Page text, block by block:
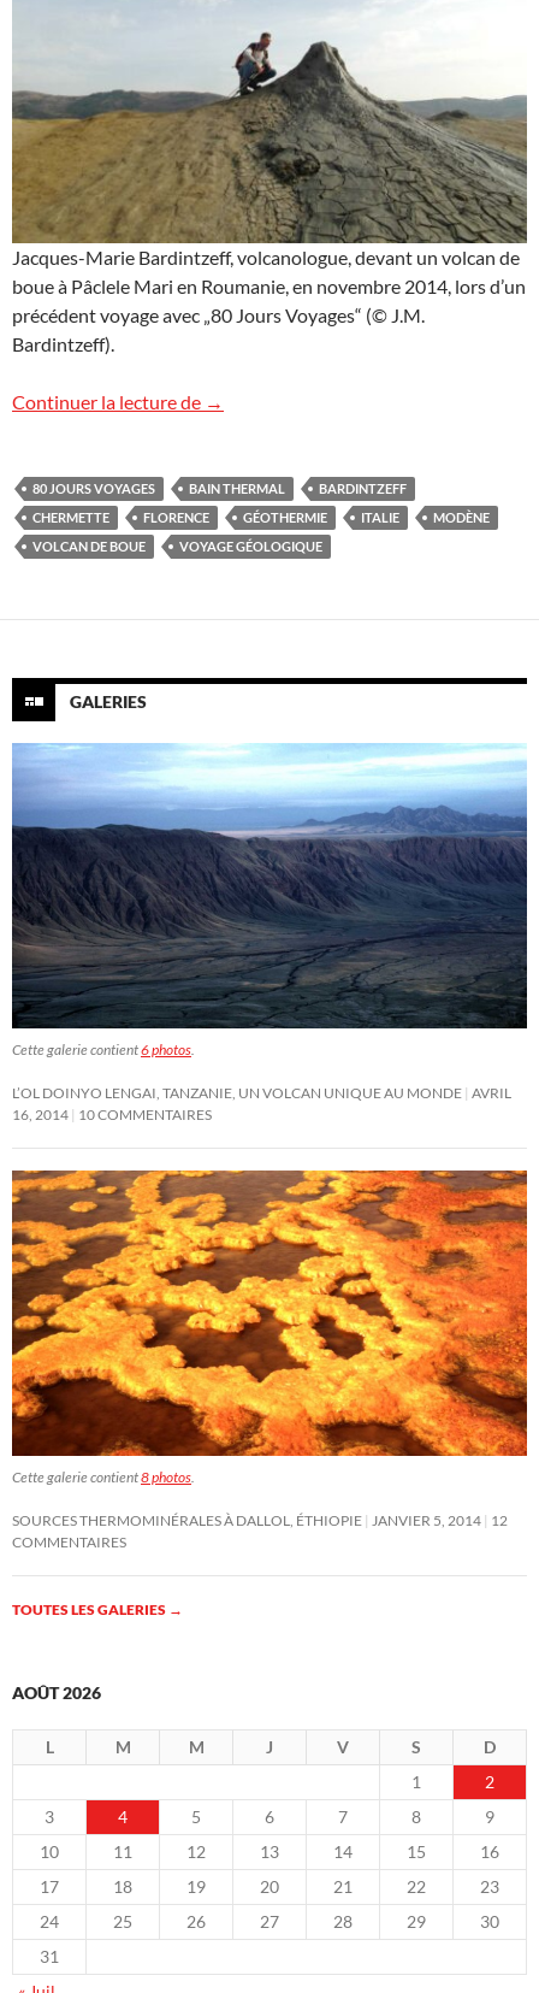
Jacques-Marie Bardintzeff, volcanologue, devant un volcan de
boue à Pâclele Mari en Roumanie, en novembre 2014, lors d’un
précédent voyage avec „80 Jours Voyages“ (© J.M.
Bardintzeff).
Continuer la lecture de Voyage géologique exceptionnel en Italie
→
80 JOURS VOYAGES BAIN THERMAL
BARDINTZEFF
CHERMETTE
FLORENCE GÉOTHERMIE ITALIE
MODÈNE
VOLCAN DE BOUE
VOYAGE GÉOLOGIQUE
GALERIES
Cette galerie contient6 photos
L’OL DOINYO LENGAI, TANZANIE, UN VOLCAN UNIQUE AU MONDE AVRIL
16, 2014 10 COMMENTAIRES
Cette galerie contient8 photos
SOURCES THERMOMINÉRALES À DALLOL, ÉTHIOPIE JANVIER 5, 2014 12
COMMENTAIRES
TOUTES LES GALERIES →
AOÛT 2026
L M M J V S
D
1
2
3
4 5 6 7 8
9
10
11 12 13 14 15
16
17
18 19 20 21 22
23
24
25 26 27 28 29
30
31